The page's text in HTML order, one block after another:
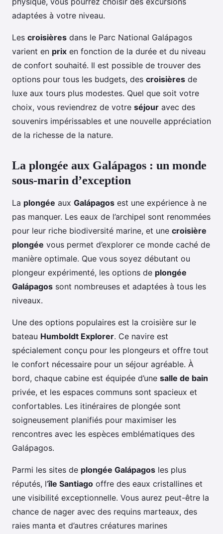
adaptées à votre niveau.
Les croisières dans le Parc National Galápagos
varient en prix en fonction de la durée et du niveau
de confort souhaité. Il est possible de trouver des
options pour tous les budgets, des croisières de
luxe aux tours plus modestes. Quel que soit votre
choix, vous reviendrez de votre séjour avec des
souvenirs impérissables et une nouvelle appréciation
de la richesse de la nature.
La plongée aux Galápagos : un monde
sous-marin d’exception
La plongée aux Galápagos est une expérience à ne
pas manquer. Les eaux de l’archipel sont renommées
pour leur riche biodiversité marine, et une croisière
plongée vous permet d’explorer ce monde caché de
manière optimale. Que vous soyez débutant ou
plongeur expérimenté, les options de plongée
Galápagos sont nombreuses et adaptées à tous les
niveaux.
Une des options populaires est la croisière sur le
bateau Humboldt Explorer. Ce navire est
spécialement conçu pour les plongeurs et offre tout
le confort nécessaire pour un séjour agréable. À
bord, chaque cabine est équipée d’une salle de bain
privée, et les espaces communs sont spacieux et
confortables. Les itinéraires de plongée sont
soigneusement planifiés pour maximiser les
rencontres avec les espèces emblématiques des
Galápagos.
Parmi les sites de plongée Galápagos les plus
réputés, l’île Santiago offre des eaux cristallines et
une visibilité exceptionnelle. Vous aurez peut-être la
chance de nager avec des requins marteaux, des
raies manta et d’autres créatures marines